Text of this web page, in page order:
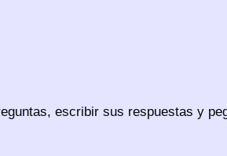
escribir sus respuestas y